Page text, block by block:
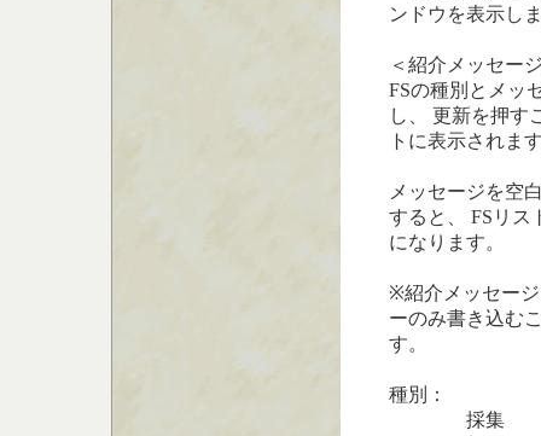
ンドウを表示し
＜紹介メッセー
FSの種別とメッ
し、 更新を押す
トに表示されま
メッセージを空
すると、 FSリス
になります。
※紹介メッセー
ーのみ書き込む
す。
種別：
採集